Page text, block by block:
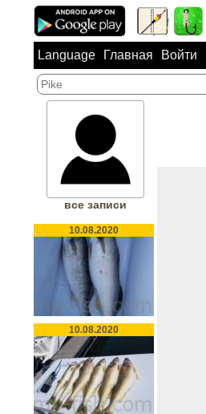
Language Главная Войти
все записи
10.08.2020
10.08.2020